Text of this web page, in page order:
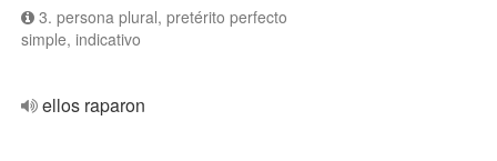
3. persona plural, pretérito perfecto
simple, indicativo
ellos raparon